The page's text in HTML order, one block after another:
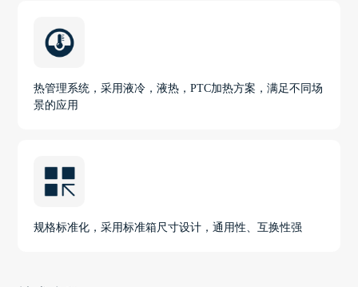
热管理系统，采用液冷，液热，PTC加热方案，满足不同场
景的应用
规格标准化，采用标准箱尺寸设计，通用性、互换性强